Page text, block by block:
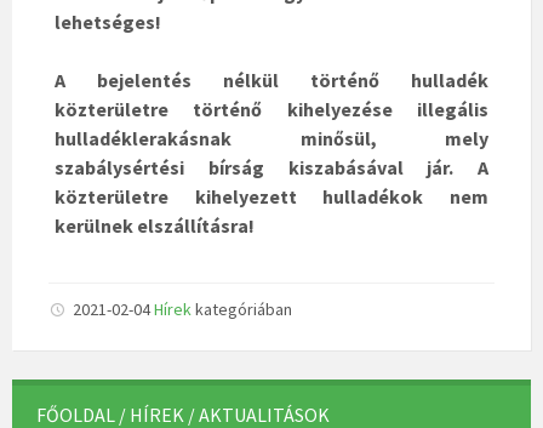
lehetséges!
A bejelentés nélkül történő hulladék
közterületre történő kihelyezése illegális
hulladéklerakásnak minősül, mely
szabálysértési bírság kiszabásával jár. A
közterületre kihelyezett hulladékok nem
kerülnek elszállításra!
2021-02-04Hírekkategóriában
FŐOLDAL / HÍREK / AKTUALITÁSOK